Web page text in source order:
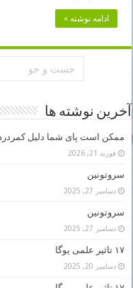
ادامه نوشته »
آخرین نوشته ها
ممکن است پای شما دلیل
فوریه 21, 2026
سروتونین
دسامبر 27, 2025
سروتونین
دسامبر 27, 2025
۱۷ تاثیر علمی یوگا
دسامبر 20, 2025